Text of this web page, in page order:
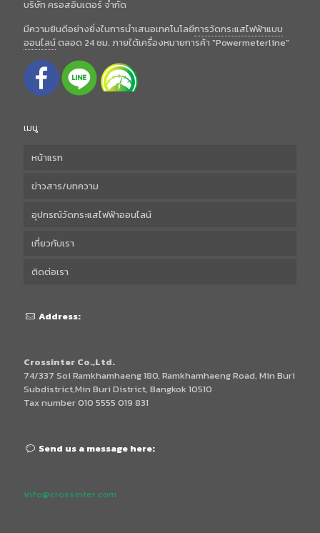
บริษัท ครอสอินเตอร์ จำกัด
มีความยินดีอย่างยิ่งในการนำเสนอเทคโนโลยีการวัดกระแสไฟฟ้าแบบ
ออนไลน์ตลอด 24 ชม. ภายใต้เครื่องหมายการค้า "Powermeterline"
เมนู
หน้าแรก
ข่าวสาร/บทความ
อุปกรณ์วัดกระแสไฟฟ้าออนไลน์
เกี่ยวกับเรา
ติดต่อเรา
Address:
Crossinter Co.,Ltd.
74/337 Soi Ramkhamhaeng 180, Ramkhamhaeng Road, Min Buri
Subdistrict,Min Buri District, Bangkok 10510
Tax number 010 5555 019 831
Send us a message here:
info@crossinter.com